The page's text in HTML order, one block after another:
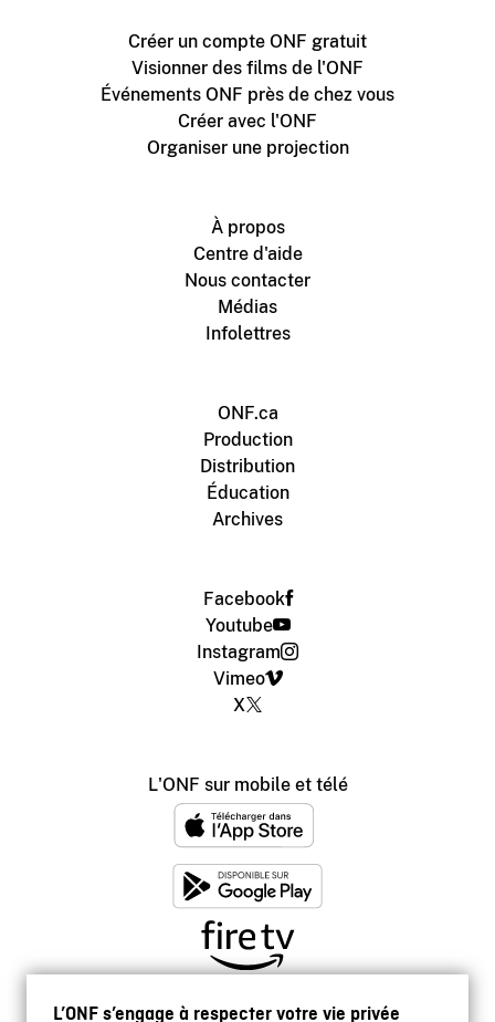
L’ONF s’engage à respecter votre vie privée
Créer un compte ONF gratuit
Visionner des films de l'ONF
Événements ONF près de chez vous
Créer avec l'ONF
Organiser une projection
À propos
Centre d'aide
Nous contacter
Médias
Infolettres
ONF.ca
Production
Distribution
Éducation
Archives
Facebook
Youtube
Instagram
Vimeo
X
L'ONF sur mobile et télé